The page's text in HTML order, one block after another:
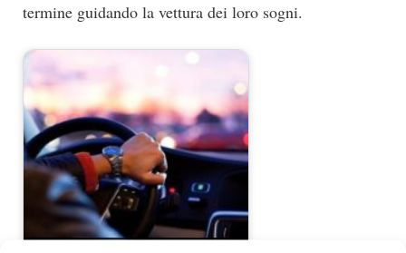
termine guidando la vettura dei loro sogni.